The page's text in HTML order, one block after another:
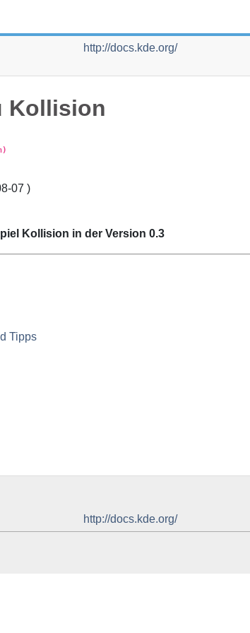
http://docs.kde.org/
Kollision
07 )
Kollision in der Version 0.3
Tipps
http://docs.kde.org/